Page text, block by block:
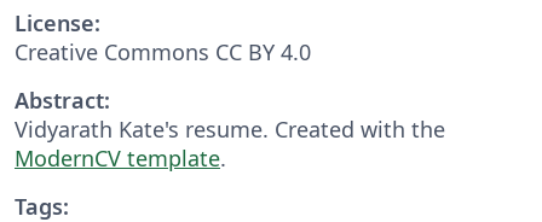
License:
Creative Commons CC BY 4.0
Abstract:
Vidyarath Kate's resume. Created with the
ModernCV template.
Tags: